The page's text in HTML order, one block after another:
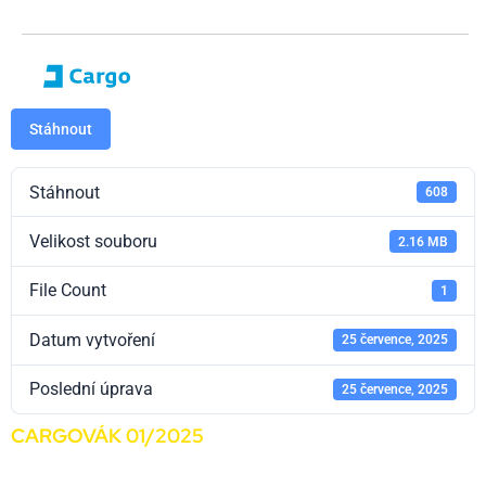
Stáhnout
Stáhnout 608
Velikost souboru 2.16 MB
File Count 1
Datum vytvoření 25 července, 2025
Poslední úprava 25 července, 2025
CARGOVÁK 01/2025